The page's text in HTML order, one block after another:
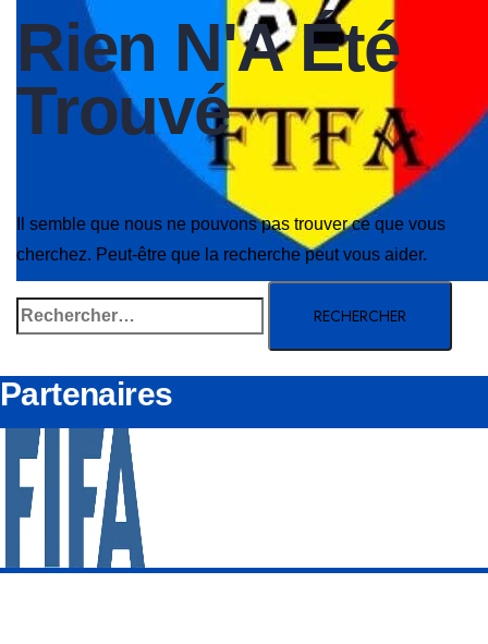
Rien N'A Été
Trouvé
Il semble que nous ne pouvons pas trouver ce que vous
cherchez. Peut-être que la recherche peut vous aider.
Rechercher :
Partenaires